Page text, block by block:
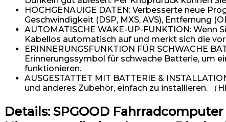
HOCHGENAUIGE DATEN: Verbesserte neue
Geschwindigkeit (DSP, MXS, AVS), Entfernung
AUTOMATISCHE WAKE-UP-FUNKTION:
Kabellos automatisch auf und merkt sich die
ERINNERUNGSFUNKTION FÜR SCHWACHE
Erinnerungssymbol für schwache Batterie, um
funktionieren.
AUSGESTATTET MIT BATTERIE &
und anderes Zubehör, einfach zu installieren. （
Details: SPGOOD